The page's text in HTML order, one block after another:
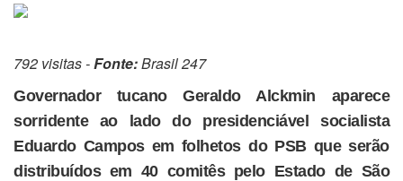
792 visitas -Fonte:Brasil 247
Governador tucano Geraldo Alckmin aparece
sorridente ao lado do presidenciável socialista
Eduardo Campos em folhetos do PSB que serão
distribuídos em 40 comitês pelo Estado de São